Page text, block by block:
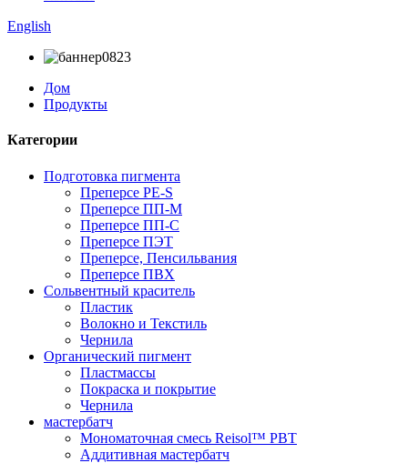
English
Дом
Продукты
Категории
Подготовка пигмента
Преперсе PE-S
Преперсе ПП-М
Преперсе ПП-С
Преперсе ПЭТ
Преперсе, Пенсильвания
Преперсе ПВХ
Сольвентный краситель
Пластик
Волокно и Текстиль
Чернила
Органический пигмент
Пластмассы
Покраска и покрытие
Чернила
мастербатч
Мономаточная смесь Reisol™ PBT
Аддитивная мастербатч